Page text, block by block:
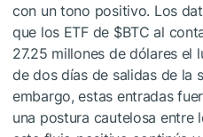
con un tono positivo. Los
que los ETF de $BTC al
27.25 millones de dólares el
de dos días de salidas de la
embargo, estas entradas
una postura cautelosa entre